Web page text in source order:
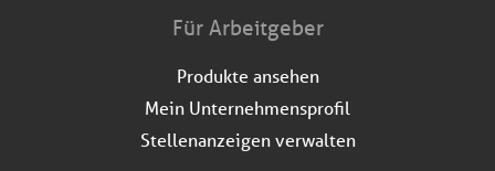
Für Arbeitgeber
Produkte ansehen
Mein Unternehmensprofil
Stellenanzeigen verwalten